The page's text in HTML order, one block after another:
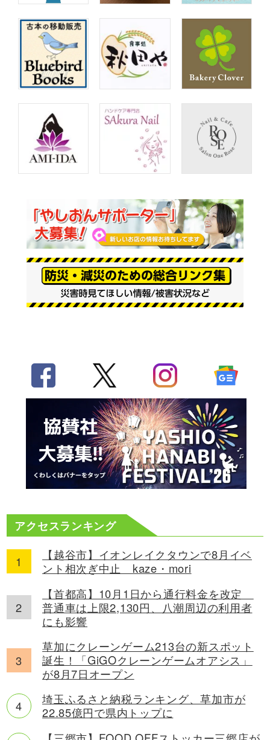
アクセスランキング
【越谷市】イオンレイクタウンで8月イベ
ント相次ぎ中止 kaze・mori
【首都高】10月1日から通行料金を改定
普通車は上限2,130円、八潮周辺の利用者
にも影響
草加にクレーンゲーム213台の新スポット
誕生！「GiGOクレーンゲームオアシス」
が8月7日オープン
埼玉ふるさと納税ランキング、草加市が
22.85億円で県内トップに